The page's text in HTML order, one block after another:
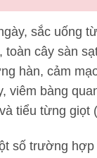
sắc uống
toàn cây sàn
hàn, cảm
viêm bàng
tiểu từng giọt
số trường hợp